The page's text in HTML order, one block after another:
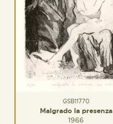
GSB11770
Malgrado la presenza
1966